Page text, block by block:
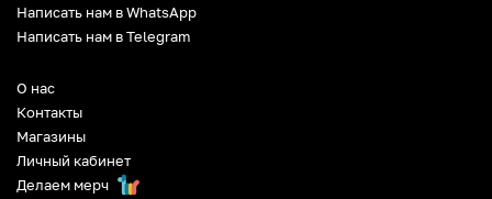
О нас
Контакты
Магазины
Личный кабинет
Делаем мерч
Написать нам в WhatsApp
Написать нам в Telegram